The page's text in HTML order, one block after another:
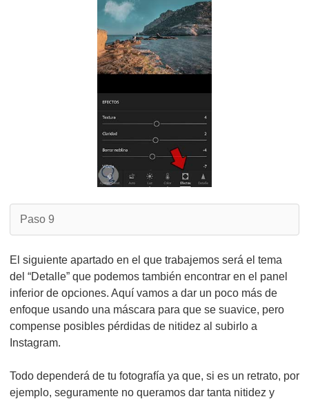
Paso 9
El siguiente apartado en el que trabajemos será el tema
del “Detalle” que podemos también encontrar en el panel
inferior de opciones. Aquí vamos a dar un poco más de
enfoque usando una máscara para que se suavice, pero
compense posibles pérdidas de nitidez al subirlo a
Instagram.
Todo dependerá de tu fotografía ya que, si es un retrato, por
ejemplo, seguramente no queramos dar tanta nitidez y